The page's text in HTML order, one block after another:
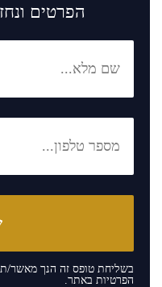
הפרטים
בשליחת טופס זה הנך מאשר/
הפרטיות באתר.